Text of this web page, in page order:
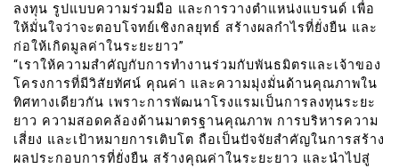
ลงทุน รูปแบบความร่วมมือ และการวางตำแหน่งแบรนด์ เพื่อ
ให้มั่นใจว่าจะตอบโจทย์เชิงกลยุทธ์ สร้างผลกำไรที่ยั่งยืน และ
ก่อให้เกิดมูลค่าในระยะยาว”
“เราให้ความสำคัญกับการทำงานร่วมกับพันธมิตรและเจ้าของ
โครงการที่มีวิสัยทัศน์ คุณค่า และความมุ่งมั่นด้านคุณภาพใน
ทิศทางเดียวกัน เพราะการพัฒนาโรงแรมเป็นการลงทุนระยะ
ยาว ความสอดคล้องด้านมาตรฐานคุณภาพ การบริหารความ
เสี่ยง และเป้าหมายการเติบโต ถือเป็นปัจจัยสำคัญในการสร้าง
ผลประกอบการที่ยั่งยืน สร้างคุณค่าในระยะยาว และนำไปสู่